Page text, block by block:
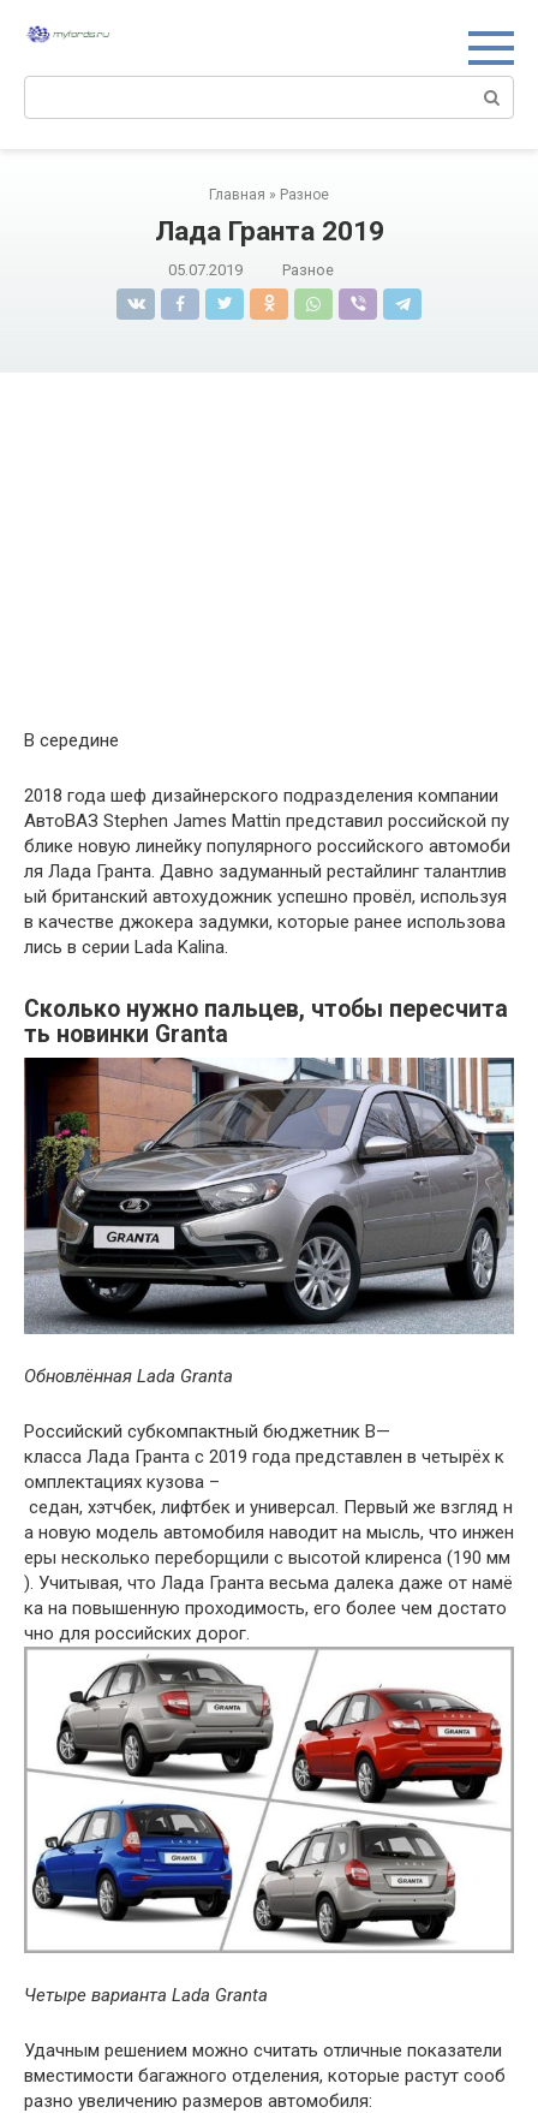
Главная » Разное
Лада Гранта 2019
05.07.2019 Разное
В середине
2018 года шеф дизайнерского подразделения компании
АвтоВАЗ Stephen James Mattin представил российской пу
блике новую линейку популярного российского автомоби
ля Лада Гранта. Давно задуманный рестайлинг талантлив
ый британский автохудожник успешно провёл, используя
в качестве джокера задумки, которые ранее использова
лись в серии Lada Kalina.
Сколько нужно пальцев, чтобы пересчита
ть новинки Granta
Обновлённая Lada Granta
Российский субкомпактный бюджетник B—
класса Лада Гранта с 2019 года представлен в четырёх к
омплектациях кузова –
седан, хэтчбек, лифтбек и универсал. Первый же взгляд н
а новую модель автомобиля наводит на мысль, что инжен
еры несколько переборщили с высотой клиренса (190 мм
). Учитывая, что Лада Гранта весьма далека даже от намё
ка на повышенную проходимость, его более чем достато
чно для российских дорог.
Четыре варианта Lada Granta
Удачным решением можно считать отличные показатели
вместимости багажного отделения, которые растут сооб
разно увеличению размеров автомобиля: